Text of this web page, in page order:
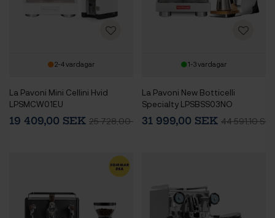
2-4 vardagar
La Pavoni Mini Cellini Hvid
LPSMCW01EU
Espressomaskine Inkl. Eureka
Mignon Libra 55 Chrome/Hvid
19 409,00 SEK 25 728,00 SEK
1-3 vardagar
La Pavoni New Botticelli
Specialty LPSBSS03NO
Espressomaskin Inkl. Eureka
Mignon Zero 65 Speedy
31 999,00 SEK 44 591,10 SEK